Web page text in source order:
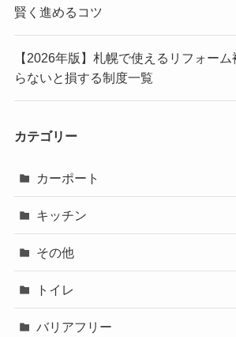
賢く進めるコツ
【2026年版】札幌で使えるリフォー
らないと損する制度一覧
カテゴリー
カーポート
キッチン
その他
トイレ
バリアフリー